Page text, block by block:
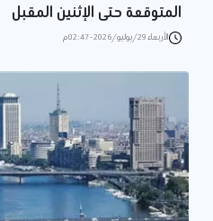
المتوقعة حتى الإثنين المقبل
الأربعاء 29/يوليو/2026 - 02:47 م